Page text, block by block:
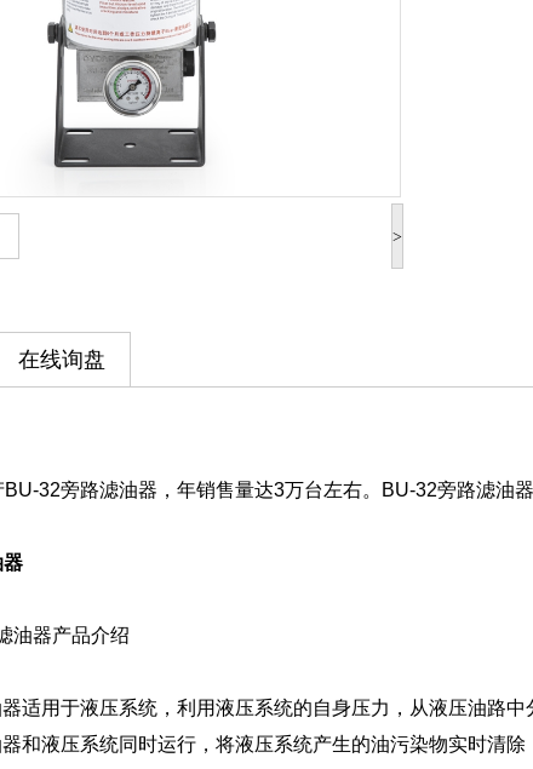
>
在线询盘
32旁路滤油器，年销售量达3万台左右。BU-32旁路滤油
器
油器产品介绍
适用于液压系统，利用液压系统的自身压力，从液压油路
和液压系统同时运行，将液压系统产生的油污染物实时清